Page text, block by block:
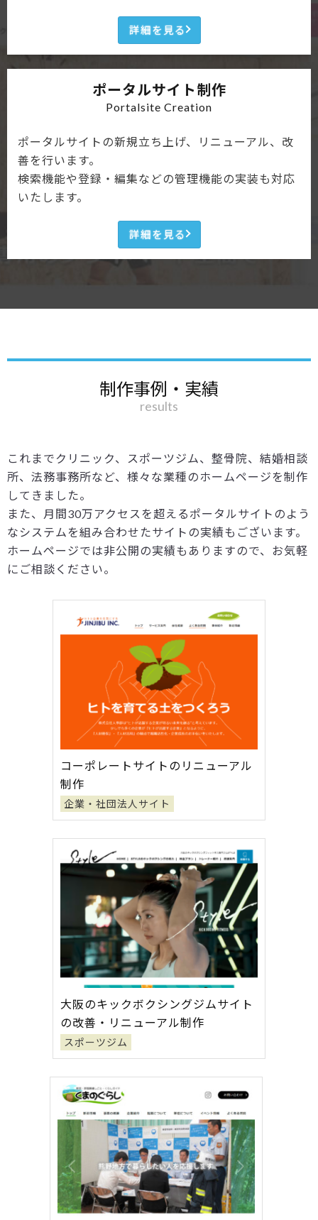
詳細を見る
ポータルサイト制作
Portalsite Creation
ポータルサイトの新規立ち上げ、リニューアル、改
善を行います。
検索機能や登録・編集などの管理機能の実装も対応
いたします。
詳細を見る
制作事例・実績
results
これまでクリニック、スポーツジム、整骨院、結婚相談
所、法務事務所など、様々な業種のホームページを制作
してきました。
また、月間30万アクセスを超えるポータルサイトのよう
なシステムを組み合わせたサイトの実績もございます。
ホームページでは非公開の実績もありますので、お気軽
にご相談ください。
コーポレートサイトのリニューアル
制作
企業・社団法人サイト
大阪のキックボクシングジムサイト
の改善・リニューアル制作
スポーツジム